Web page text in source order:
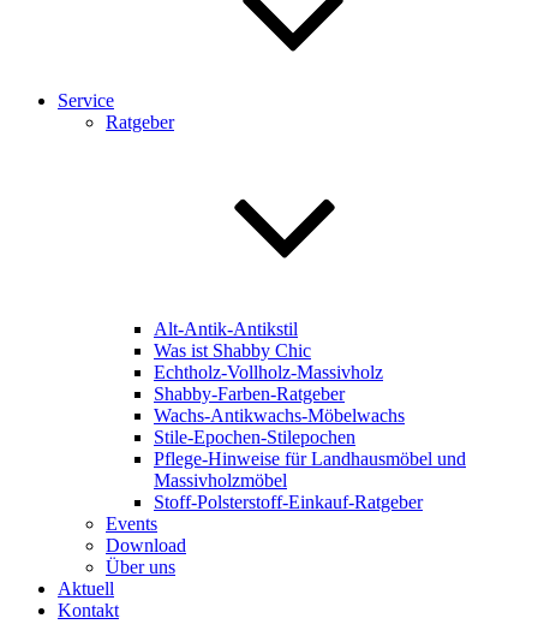
Service
Ratgeber
Alt-Antik-Antikstil
Was ist Shabby Chic
Echtholz-Vollholz-Massivholz
Shabby-Farben-Ratgeber
Wachs-Antikwachs-Möbelwachs
Stile-Epochen-Stilepochen
Pflege-Hinweise für Landhausmöbel und
Massivholzmöbel
Stoff-Polsterstoff-Einkauf-Ratgeber
Events
Download
Über uns
Aktuell
Kontakt